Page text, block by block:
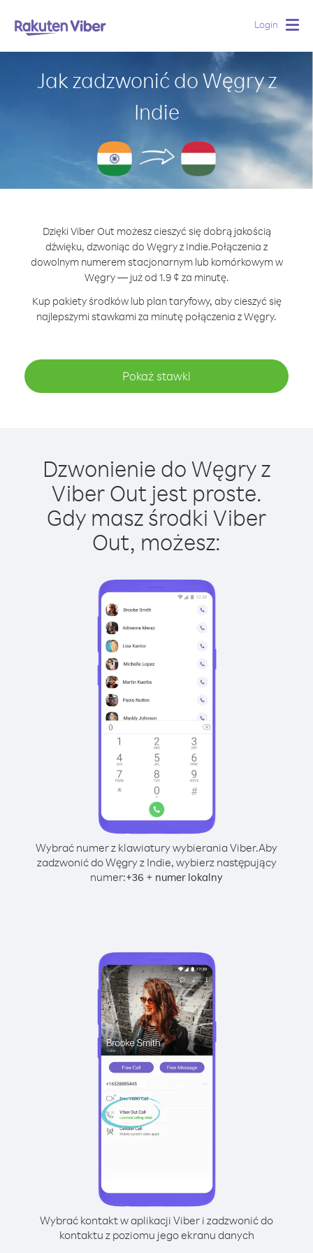
Login
Jak zadzwonić do Węgry z
Indie
Dzięki Viber Out możesz cieszyć się dobrą jakością
dźwięku, dzwoniąc do Węgry z Indie.Połączenia z
dowolnym numerem stacjonarnym lub komórkowym w
Węgry — już od 1.9 ¢ za minutę.
Kup pakiety środków lub plan taryfowy, aby cieszyć się
najlepszymi stawkami za minutę połączenia z Węgry.
Pokaż stawki
Dzwonienie do Węgry z
Viber Out jest proste.
Gdy masz środki Viber
Out, możesz:
Wybrać numer z klawiatury wybierania Viber.Aby
zadzwonić do Węgry z Indie, wybierz następujący
numer:+36 + numer lokalny
Wybrać kontakt w aplikacji Viber i zadzwonić do
kontaktu z poziomu jego ekranu danych